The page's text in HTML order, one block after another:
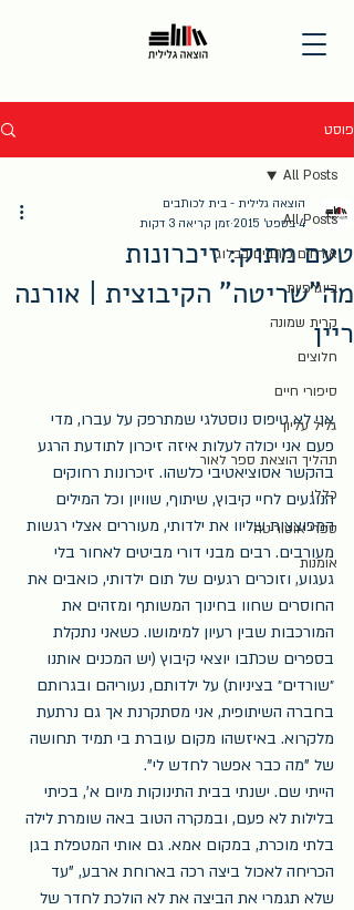
פוסט
All Posts
אורחים כותבים בבלוג
ביוגרפיות
קרית שמונה
חלוצים
סיפורי חיים
גליל עליון
תהליך הוצאת ספר לאור
כללי
ספרי אוטוריטה
אומנות
All Posts
טעם מתוק: זיכרונות
מה"שריטה" הקיבוצית | אורנה
ריין
הוצאה גלילית - בית לכותבים
4 בספט׳ 2015
זמן קריאה 3 דקות
אני לא טיפוס נוסטלגי שמתרפק על עברו, מדי
פעם אני יכולה לעלות איזה זיכרון לתודעת הרגע
בהקשר אסוציאטיבי כלשהו. זיכרונות רחוקים
הנוגעים לחיי קיבוץ, שיתוף, שוויון וכל המילים
המפוצצות שליוו את ילדותי, מעוררים אצלי רגשות
מעורבים. רבים מבני דורי מביטים לאחור בלי
געגוע, וזוכרים רגעים של תום ילדותי, כואבים את
החוסרים שחוו בחינוך המשותף ומזהים את
המורכבות שבין רעיון למימושו. כשאני נתקלת
בספרים שכתבו יוצאי קיבוץ (יש המכנים אותנו
״שורדים״ בציניות) על ילדותם, נעוריהם ובגרותם
בחברה השיתופית, אני מסתקרנת אך גם נרתעת
מלקרוא. באיזשהו מקום עוברת בי תמיד תחושה
של "מה כבר אפשר לחדש לי".
הייתי שם. ישנתי בבית התינוקות מיום א', בכיתי
בלילות לא פעם, ובמקרה הטוב באה שומרת לילה
בלתי מוכרת, במקום אמא. גם אותי המטפלת בגן
הכריחה לאכול ביצה רכה בארוחת ארבע, "עד
שלא תגמרי את הביצה את לא הולכת לחדר של